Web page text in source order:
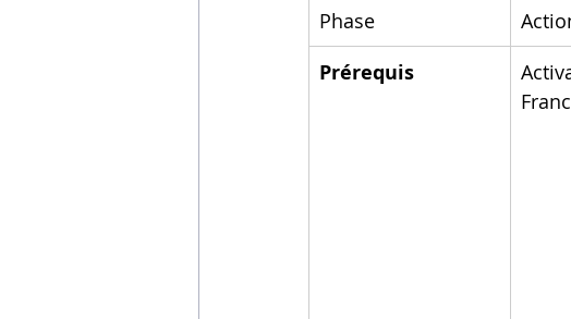
Phase
Prérequis